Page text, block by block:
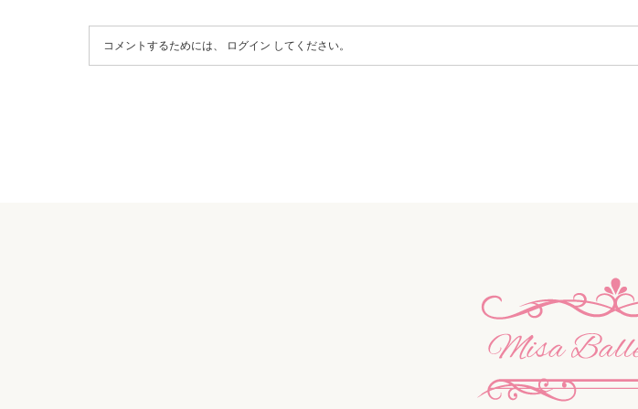
コメントするためには、 ログイン してください。